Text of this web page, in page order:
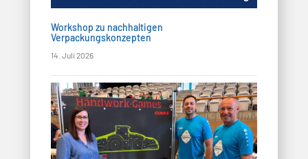
Workshop zu nachhaltigen
Verpackungskonzepten
14. Juli 2026